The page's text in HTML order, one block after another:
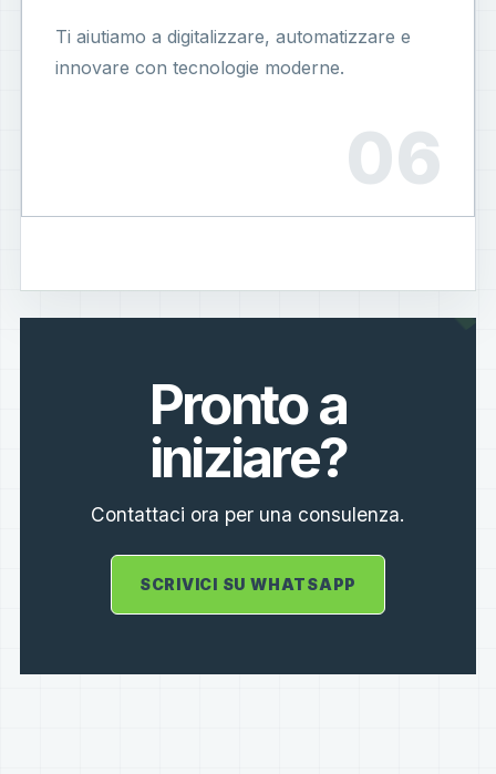
Ti aiutiamo a digitalizzare, automatizzare e
innovare con tecnologie moderne.
Pronto a
iniziare?
Contattaci ora per una consulenza.
SCRIVICI SU WHATSAPP